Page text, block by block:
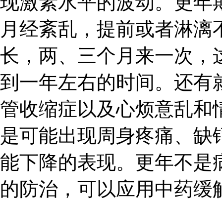
月经紊乱，提前或者淋
长，两、三个月来一次，
到一年左右的时间。还有
管收缩症以及心烦意乱和
是可能出现周身疼痛、
能下降的表现。更年不是
的防治，可以应用中药